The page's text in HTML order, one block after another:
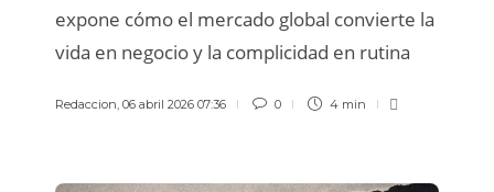
expone cómo el mercado global convierte la
vida en negocio y la complicidad en rutina
Redaccion, 06 abril 2026 07:36 0 4 min